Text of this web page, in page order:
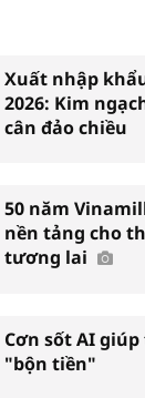
Xuất nhập
2026: Kim
cân đảo chiều
50 năm
nền tảng cho
tương lai
Cơn sốt AI
"bộn tiền"